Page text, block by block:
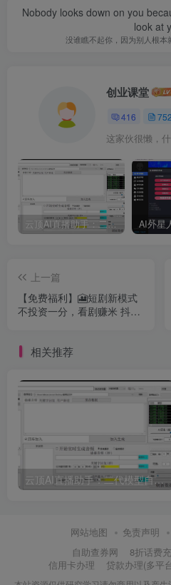
Nobody looks down on you
look at
没谁瞧不起你，因为别人根本
创业课堂
416 752
这家伙很懒，
云顶AI直播助手：二代模型自然逼真、AI语音训练器、 AI语音无人直播机器人新方案，支持多个平台
上一篇
【免费福利】🎦短剧新模式
不投资一分，看剧赚米 抖音
日入3位数～
相关推荐
云顶AI直播助手：二代模型自然逼真、AI语音训练器、 AI语音无人直播机器人新方案，支持多个平台
网站地图 免责声明
自助查券网
8折话费
信用卡办理
贷款办理(多平